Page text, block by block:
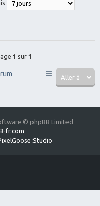
1 sur 1
Aller à
© phpBB Limited
fr.com
Studio